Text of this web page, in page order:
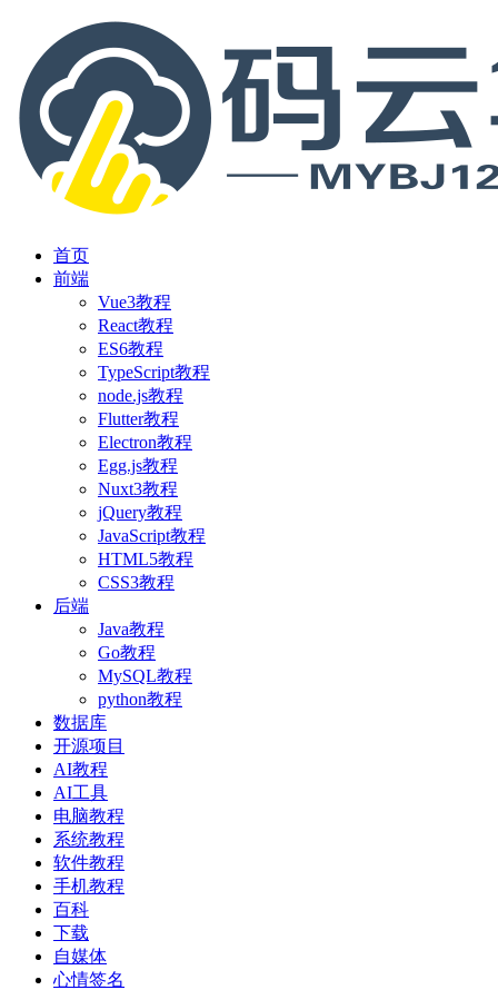
首页
前端
Vue3教程
React教程
ES6教程
TypeScript教程
node.js教程
Flutter教程
Electron教程
Egg.js教程
Nuxt3教程
jQuery教程
JavaScript教程
HTML5教程
CSS3教程
后端
Java教程
Go教程
MySQL教程
python教程
数据库
开源项目
AI教程
AI工具
电脑教程
系统教程
软件教程
手机教程
百科
下载
自媒体
心情签名